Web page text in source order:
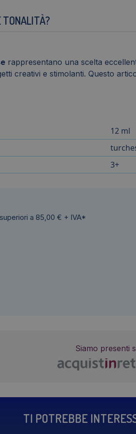
TONALITÀ?
rappresentano una scelta
creativi e stimolanti. Questo
12 ml
3+
a 85,00 € + IVA*
Siamo presenti
TI POTREBBE